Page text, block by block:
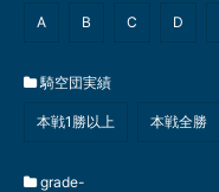
A B C D
騎空団実績
本戦1勝以上 本戦全勝
grade-